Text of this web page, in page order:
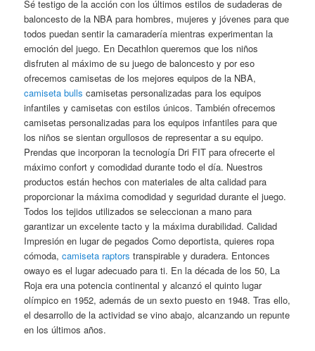
Sé testigo de la acción con los últimos estilos de sudaderas de
baloncesto de la NBA para hombres, mujeres y jóvenes para que
todos puedan sentir la camaradería mientras experimentan la
emoción del juego. En Decathlon queremos que los niños
disfruten al máximo de su juego de baloncesto y por eso
ofrecemos camisetas de los mejores equipos de la NBA,
camiseta bulls camisetas personalizadas para los equipos
infantiles y camisetas con estilos únicos. También ofrecemos
camisetas personalizadas para los equipos infantiles para que
los niños se sientan orgullosos de representar a su equipo.
Prendas que incorporan la tecnología Dri FIT para ofrecerte el
máximo confort y comodidad durante todo el día. Nuestros
productos están hechos con materiales de alta calidad para
proporcionar la máxima comodidad y seguridad durante el juego.
Todos los tejidos utilizados se seleccionan a mano para
garantizar un excelente tacto y la máxima durabilidad. Calidad
Impresión en lugar de pegados Como deportista, quieres ropa
cómoda,camiseta raptors transpirable y duradera. Entonces
owayo es el lugar adecuado para ti. En la década de los 50, La
Roja era una potencia continental y alcanzó el quinto lugar
olímpico en 1952, además de un sexto puesto en 1948. Tras ello,
el desarrollo de la actividad se vino abajo, alcanzando un repunte
en los últimos años.